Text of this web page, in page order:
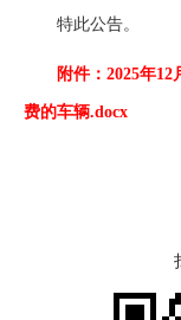
特此公告。
附件：2025年
费的车辆.docx